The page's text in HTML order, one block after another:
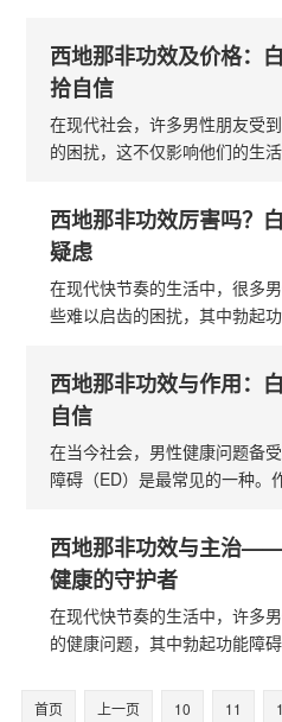
帮助了无数男性重拾信心。白云
西地那非功效及价格：
拾自信
在现代社会，许多男性朋友受
的困扰，这不仅影响他们的生
出现为这一问题带来了福音。今
西地那非功效厉害吗？
疑虑
在现代快节奏的生活中，很多
些难以启齿的困扰，其中勃起
广受欢迎的选择。那么，西地那
西地那非功效与作用：
自信
在当今社会，男性健康问题备
障碍（ED）是最常见的一种。
泛认可。白云山金戈作为国内
西地那非功效与主治
健康的守护者
在现代快节奏的生活中，许多
的健康问题，其中勃起功能障
非已经成为解决这一问题的有效
首页 上一页 10 11